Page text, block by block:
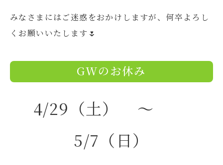
みなさまにはご迷惑をおかけしますが、何卒よろし
くお願いいたします🌷
GWのお休み
4/29（土） 〜
5/7（日）